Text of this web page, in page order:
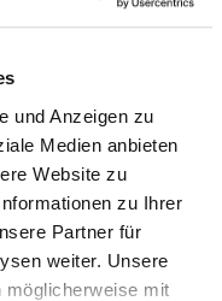
und Anzeigen zu
Medien anbieten
Website zu
zu Ihrer
Partner für
weiter. Unsere
möglicherweise mit